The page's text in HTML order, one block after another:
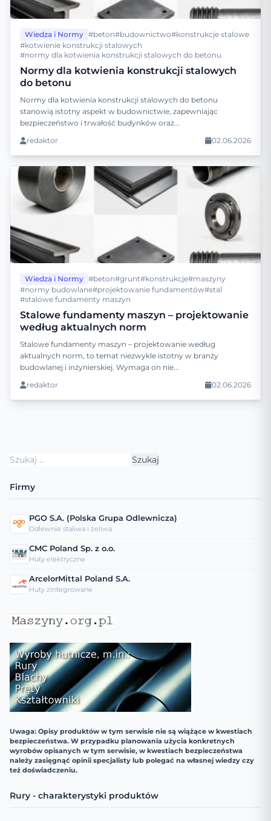
Wiedza i Normy #beton#budownictwo#konstrukcje stalowe
#kotwienie konstrukcji stalowych
#normy dla kotwienia konstrukcji stalowych do betonu
Normy dla kotwienia konstrukcji stalowych
do betonu
Normy dla kotwienia konstrukcji stalowych do betonu
stanowią istotny aspekt w budownictwie, zapewniając
bezpieczeństwo i trwałość budynków oraz...
redaktor
02.06.2026
Wiedza i Normy #beton#grunt#konstrukcje#maszyny
#normy budowlane#projektowanie fundamentów#stal
#stalowe fundamenty maszyn
Stalowe fundamenty maszyn – projektowanie
według aktualnych norm
Stalowe fundamenty maszyn – projektowanie według
aktualnych norm, to temat niezwykle istotny w branży
budowlanej i inżynierskiej. Wymaga on nie...
redaktor
02.06.2026
Szukaj:
Firmy
PGO S.A. (Polska Grupa Odlewnicza)
Odlewnie staliwa i żeliwa
CMC Poland Sp. z o.o.
Huty elektryczne
ArcelorMittal Poland S.A.
Huty zintegrowane
Uwaga: Opisy produktów w tym serwisie nie są wiążące w kwestiach
bezpieczeństwa. W przypadku planowania użycia konkretnych
wyrobów opisanych w tym serwisie, w kwestiach bezpieczeństwa
należy zasięgnąć opinii specjalisty lub polegać na własnej wiedzy czy
też doświadczeniu.
Rury - charakterystyki produktów